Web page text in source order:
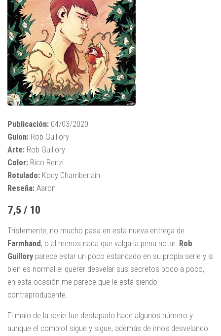
Publicación: 04/03/2020
Guion: Rob Guillory
Arte: Rob Guillory
Color: Rico Renzi
Rotulado: Kody Chamberlain
Reseña: Aaron
7,5 / 10
Tristemente, no mucho pasa en esta nueva entrega de
Farmhand, o al menos nada que valga la pena notar. Rob
Guillory parece estar un poco estancado en su propia serie y si
bien es normal el querer desvelar sus secretos poco a poco,
en esta ocasión me parece que le está siendo
contraproducente.
El malo de la serie fue destapado hace algunos número y
aunque el complot sigue y sigue, además de irnos desvelando